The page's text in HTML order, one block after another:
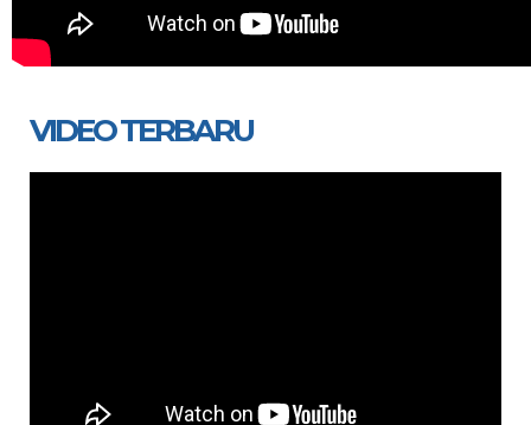
VIDEO TERBARU